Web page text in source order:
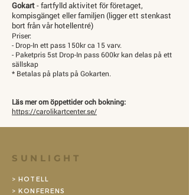
Gokart- fartfylld aktivitet för företaget,
kompisgänget eller familjen (ligger ett stenkast
bort från vår hotellentré)
Priser:
- Drop-In ett pass 150kr ca 15 varv.
- Paketpris 5st Drop-In pass 600kr kan delas på ett
sällskap
* Betalas på plats på Gokarten.
Läs mer om öppettider och bokning:
https://carolikartcenter.se/
SUNLIGHT
> HOTELL
> KONFERENS